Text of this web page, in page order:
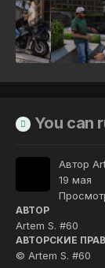
You can
Автор
19 мая
АВТОР
Artem S. #60
АВТОРСКИЕ
© Artem S. #60